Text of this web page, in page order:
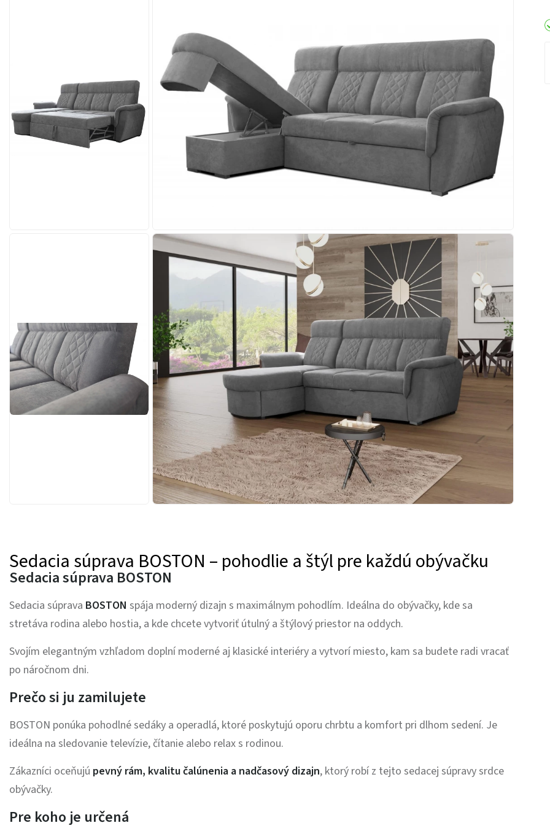
Sedacia súprava BOSTON – pohodlie a štýl pre každú obývačku
Sedacia súprava BOSTON
Sedacia súprava BOSTON spája moderný dizajn s maximálnym pohodlím. Ideálna do obývačky, kde sa
stretáva rodina alebo hostia, a kde chcete vytvoriť útulný a štýlový priestor na oddych.
Svojím elegantným vzhľadom doplní moderné aj klasické interiéry a vytvorí miesto, kam sa budete radi vracať
po náročnom dni.
Prečo si ju zamilujete
BOSTON ponúka pohodlné sedáky a operadlá, ktoré poskytujú oporu chrbtu a komfort pri dlhom sedení. Je
ideálna na sledovanie televízie, čítanie alebo relax s rodinou.
Zákazníci oceňujú pevný rám, kvalitu čalúnenia a nadčasový dizajn, ktorý robí z tejto sedacej súpravy srdce
obývačky.
Pre koho je určená